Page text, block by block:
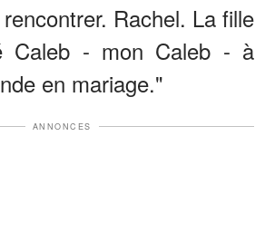
rencontrer. Rachel. La fille
Caleb - mon Caleb - à
en mariage."
ANNONCES